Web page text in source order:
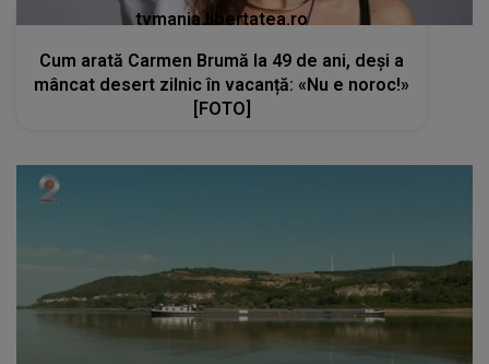
tvmania.libertatea.ro
Cum arată Carmen Brumă la 49 de ani, deși a
mâncat desert zilnic în vacanță: «Nu e noroc!»
[FOTO]